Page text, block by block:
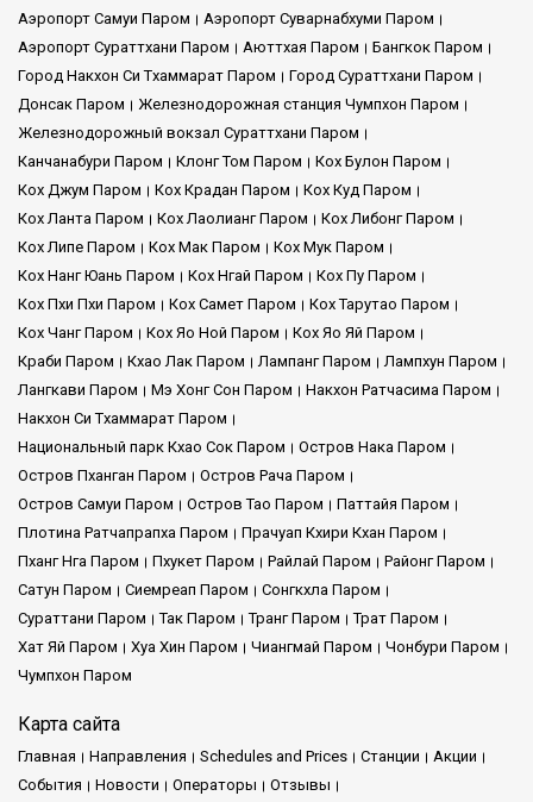
Аэропорт Самуи Паром
Аэропорт Суварнабхуми Паром
Аэропорт Сураттхани Паром
Аюттхая Паром
Бангкок Паром
Город Накхон Си Тхаммарат Паром
Город Сураттхани Паром
Донсак Паром
Железнодорожная станция Чумпхон Паром
Железнодорожный вокзал Сураттхани Паром
Канчанабури Паром
Клонг Том Паром
Кох Булон Паром
Кох Джум Паром
Кох Крадан Паром
Кох Куд Паром
Кох Ланта Паром
Кох Лаолианг Паром
Кох Либонг Паром
Кох Липе Паром
Кох Мак Паром
Кох Мук Паром
Кох Нанг Юань Паром
Кох Нгай Паром
Кох Пу Паром
Кох Пхи Пхи Паром
Кох Самет Паром
Кох Тарутао Паром
Кох Чанг Паром
Кох Яо Ной Паром
Кох Яо Яй Паром
Краби Паром
Кхао Лак Паром Лампанг Паром
Лампхун Паром
Лангкави Паром
Мэ Хонг Сон Паром
Накхон Ратчасима Паром
Накхон Си Тхаммарат Паром
Национальный парк Кхао Сок Паром
Остров Нака Паром
Остров Пханган Паром
Остров Рача Паром
Остров Самуи Паром
Остров Тао Паром
Паттайя Паром
Плотина Ратчапрапха Паром
Прачуап Кхири Кхан Паром
Пханг Нга Паром
Пхукет Паром Райлай Паром
Районг Паром
Сатун Паром
Сиемреап Паром
Сонгкхла Паром
Сураттани Паром
Так Паром Транг Паром
Трат Паром
Хат Яй Паром
Хуа Хин Паром Чиангмай Паром
Чонбури Паром
Чумпхон Паром
Карта сайта
Главная Направления Schedules and Prices Cтанции
Акции
События
Новости Операторы
Отзывы